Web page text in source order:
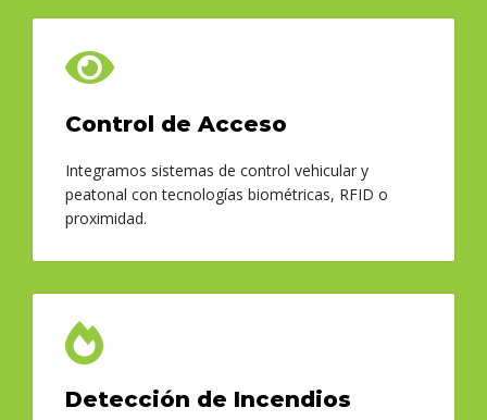
Control de Acceso
Integramos sistemas de control vehicular y
peatonal con tecnologías biométricas, RFID o
proximidad.
Detección de Incendios